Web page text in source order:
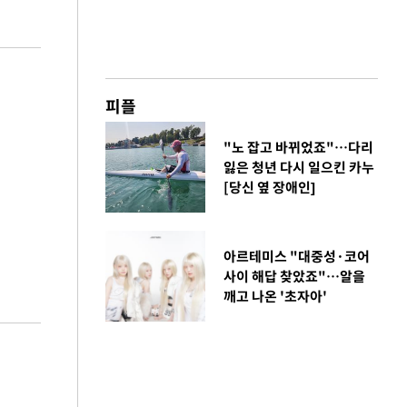
피플
"노 잡고 바뀌었죠"…다리
잃은 청년 다시 일으킨 카누
[당신 옆 장애인]
아르테미스 "대중성·코어
사이 해답 찾았죠"…알을
깨고 나온 '초자아'